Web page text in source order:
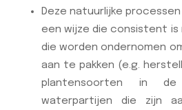
Deze natuurlijke
een wijze die consistent
die worden ondernomen
aan te pakken (e.g.
plantensoorten in
waterpartijen die zijn